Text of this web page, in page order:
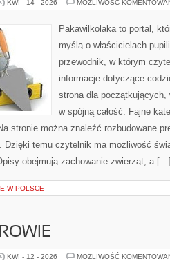
KWI - 14 - 2026 MOŻLIWOŚĆ
Pakawilkolaka to portal,
myślą o właścicielach
przewodnik, w którym
informacje dotyczące
strona dla początkujących,
w spójną całość. Fajne
stronie można znaleźć rozbudowane
Dzięki temu czytelnik ma możliwość
obejmują zachowanie zwierząt, a
W POLSCE
KWI - 12 - 2026 MOŻLIWOŚĆ